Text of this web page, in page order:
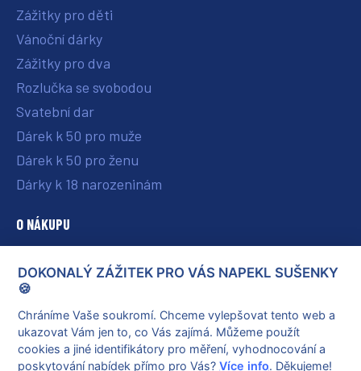
Zážitky pro děti
Vánoční dárky
Zážitky pro dva
Rozlučka se svobodou
Svatební dar
Dárek k 50 pro muže
Dárek k 50 pro ženu
Dárky k 18 narozeninám
O NÁKUPU
O nás
Vše o nákupu
Reklamace a vrácení poukazu
Obchodní podmínky
Ochrana osobních údajů
DOKONALÝ ZÁŽITEK PRO VÁS NAPEKL SUŠENKY
🍪
Chráníme Vaše soukromí. Chceme vylepšovat tento web a
ukazovat Vám jen to, co Vás zajímá. Můžeme použít
cookies a jiné identifikátory pro měření, vyhodnocování a
poskytování nabídek přímo pro Vás?Více info. Děkujeme!